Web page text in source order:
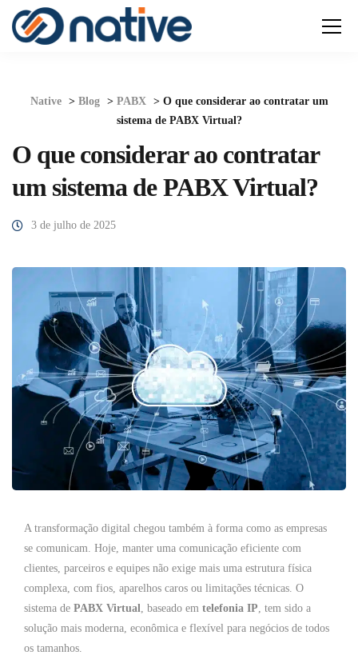
Native > Blog > PABX > O que considerar ao contratar um
sistema de PABX Virtual?
O que considerar ao contratar
um sistema de PABX Virtual?
3 de julho de 2025
A transformação digital chegou também à forma como as empresas
se comunicam. Hoje, manter uma comunicação eficiente com
clientes, parceiros e equipes não exige mais uma estrutura física
complexa, com fios, aparelhos caros ou limitações técnicas. O
sistema de PABX Virtual , baseado em telefonia IP , tem sido a
solução mais moderna, econômica e flexível para negócios de todos
os tamanhos.